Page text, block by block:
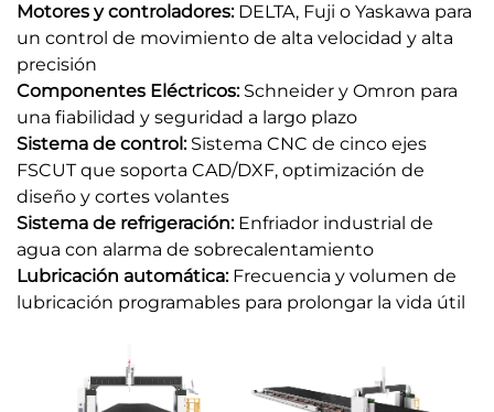
Motores y controladores: DELTA, Fuji o Yaskawa para
un control de movimiento de alta velocidad y alta
precisión
Componentes Eléctricos: Schneider y Omron para
una fiabilidad y seguridad a largo plazo
Sistema de control: Sistema CNC de cinco ejes
FSCUT que soporta CAD/DXF, optimización de
diseño y cortes volantes
Sistema de refrigeración: Enfriador industrial de
agua con alarma de sobrecalentamiento
Lubricación automática: Frecuencia y volumen de
lubricación programables para prolongar la vida útil